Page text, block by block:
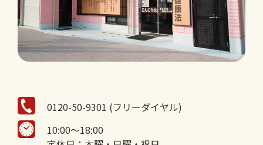
0120-50-9301 (フリーダイヤル)
10:00～18:00